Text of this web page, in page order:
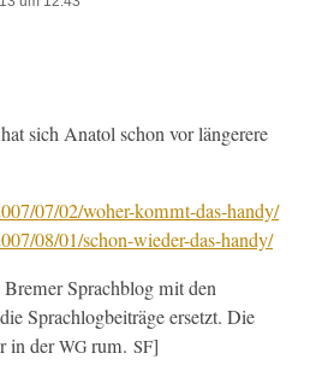
sich Ana­tol schon vor län­gerere
07/02/woher-kommt-das-handy/
08/01/schon-wieder-das-handy/
Sprach­blog mit den
Sprachlog­beiträge erset­zt. Die
in derWG rum. SF]